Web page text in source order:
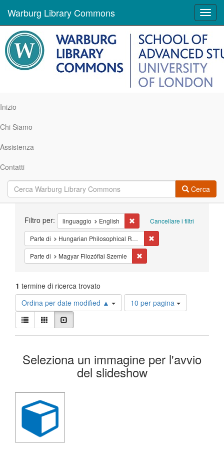
Warburg Library Commons
Inizio
Chi Siamo
Assistenza
Contatti
Cerca
Ricerca Cancellare i filtri
Filtro per: linguaggio English Cancella il filtro linguaggio:
Parte di Hungarian Philosophical Review
Parte di Magyar Filozófiai Szemle
1 termine di ricerca trovato
Ordina per date modified ▲
Risultati
per
10 per pagina
Visualizza
i
risultati
Lista Galleria
Risultati
della
Seleziona un immagine per l'avvio
del slideshow